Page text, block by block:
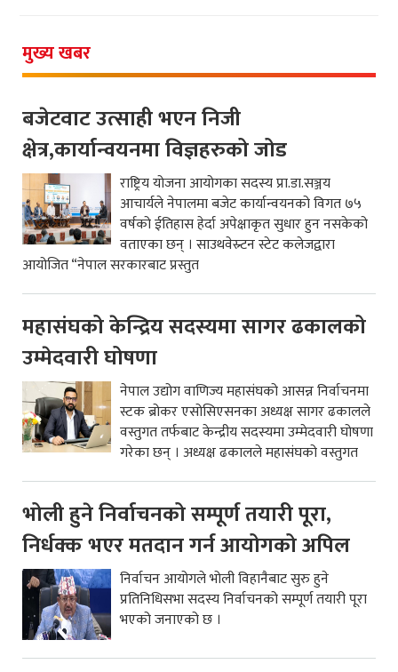
मुख्य खबर
बजेटवाट उत्साही भएन निजी
क्षेत्र,कार्यान्वयनमा विज्ञहरुको जोड
राष्ट्रिय योजना आयोगका सदस्य प्रा.डा.सञ्जय
आचार्यले नेपालमा बजेट कार्यान्वयनको विगत ७५
वर्षको ईतिहास हेर्दा अपेक्षाकृत सुधार हुन नसकेको
वताएका छन् । साउथवेस्र्टन स्टेट कलेजद्वारा
आयोजित “नेपाल सरकारबाट प्रस्तुत
महासंघको केन्द्रिय सदस्यमा सागर ढकालको
उम्मेदवारी घोषणा
नेपाल उद्योग वाणिज्य महासंघको आसन्न निर्वाचनमा
स्टक ब्रोकर एसोसिएसनका अध्यक्ष सागर ढकालले
वस्तुगत तर्फबाट केन्द्रीय सदस्यमा उम्मेदवारी घोषणा
गरेका छन् । अध्यक्ष ढकालले महासंघको वस्तुगत
भोली हुने निर्वाचनको सम्पूर्ण तयारी पूरा,
निर्धक्क भएर मतदान गर्न आयोगको अपिल
निर्वाचन आयोगले भोली विहानैबाट सुरु हुने
प्रतिनिधिसभा सदस्य निर्वाचनको सम्पूर्ण तयारी पूरा
भएको जनाएको छ ।